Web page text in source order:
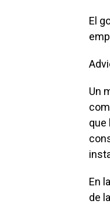
El
Un
que
En
de